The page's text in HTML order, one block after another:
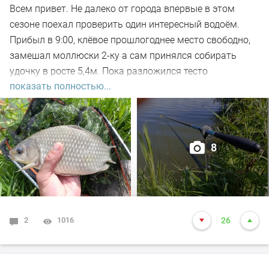
Всем привет. Не далеко от города впервые в этом
сезоне поехал проверить один интересный водоём.
Прибыл в 9:00, клёвое прошлогоднее место свободно,
замешал моллюски 2-ку а сам принялся собирать
удочку в росте 5,4м. Пока разложился тесто
настоялось, 5-ть закормочных забросов и в бой.
Заброс за забросом, рыба кормится, видно по
характерным пузырям на воде а поклёвок нет. Минут
через 30-ть на очередном забросе подъём поплавка,
подсекаю, есть. Удочка в дугу, с глубины в 2-а метра не
сразу поднял на поверхность, достойный боец,
сопротивлялся до последнего но я его взял. Красавец
карась открыл счёт, на вскидку 500гр. Заброс за
забросом, тишина, поднялся ветер, пошла волна.
Поклёвки редкие но меткие, видно слом погоды внёс
свои коррективы в активности рыбы. Максимум
показать полностью...
8
2 1016 26